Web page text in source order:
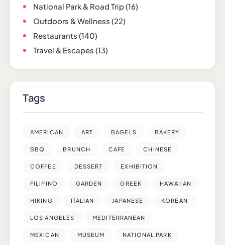
National Park & Road Trip(16)
Outdoors & Wellness (22)
Restaurants (140)
Travel & Escapes (13)
Tags
AMERICAN ART BAGELS BAKERY
BBQ BRUNCH CAFE CHINESE
COFFEE DESSERT EXHIBITION
FILIPINO GARDEN GREEK HAWAIIAN
HIKING ITALIAN JAPANESE KOREAN
LOS ANGELES MEDITERRANEAN
MEXICAN MUSEUM NATIONAL PARK